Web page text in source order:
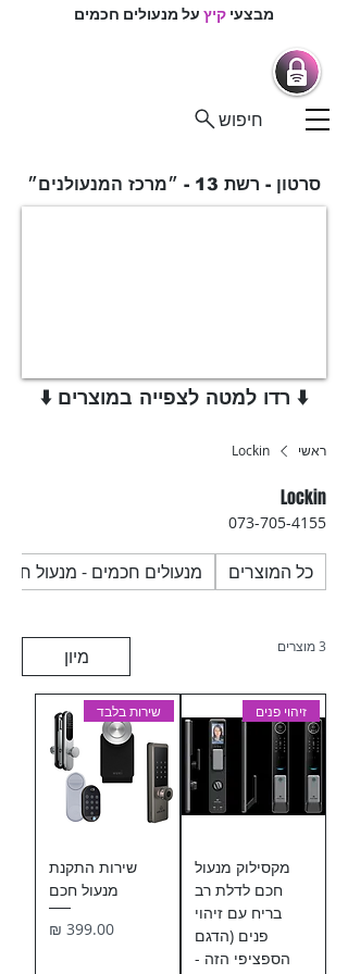
מבצעיקיץעל מנעולים חכמים
חיפוש
סרטון - רשת 13 - ״מרכז המנעולנים״
⬇️ רדו למטה לצפייה במוצרים ⬇️
ראשי Lockin
Lockin
073-705-4155
כל המוצרים מנעולים חכמים - מנעול
3 מוצרים מיון
זיהוי פנים
מקסילוק מנעול
חכם לדלת רב
בריח עם זיהוי
פנים (הדגם
הספציפי הזה -
שירות בלבד
שירות התקנת
מנעול חכם
מחיר